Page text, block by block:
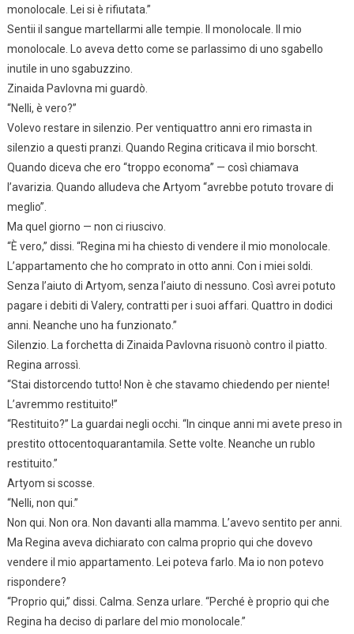
monolocale. Lei si è rifiutata.”
Sentii il sangue martellarmi alle tempie. Il monolocale. Il mio
monolocale. Lo aveva detto come se parlassimo di uno sgabello
inutile in uno sgabuzzino.
Zinaida Pavlovna mi guardò.
“Nelli, è vero?”
Volevo restare in silenzio. Per ventiquattro anni ero rimasta in
silenzio a questi pranzi. Quando Regina criticava il mio borscht.
Quando diceva che ero “troppo economa” — così chiamava
l’avarizia. Quando alludeva che Artyom “avrebbe potuto trovare di
meglio”.
Ma quel giorno — non ci riuscivo.
“È vero,” dissi. “Regina mi ha chiesto di vendere il mio monolocale.
L’appartamento che ho comprato in otto anni. Con i miei soldi.
Senza l’aiuto di Artyom, senza l’aiuto di nessuno. Così avrei potuto
pagare i debiti di Valery, contratti per i suoi affari. Quattro in dodici
anni. Neanche uno ha funzionato.”
Silenzio. La forchetta di Zinaida Pavlovna risuonò contro il piatto.
Regina arrossì.
“Stai distorcendo tutto! Non è che stavamo chiedendo per niente!
L’avremmo restituito!”
“Restituito?” La guardai negli occhi. “In cinque anni mi avete preso in
prestito ottocentoquarantamila. Sette volte. Neanche un rublo
restituito.”
Artyom si scosse.
“Nelli, non qui.”
Non qui. Non ora. Non davanti alla mamma. L’avevo sentito per anni.
Ma Regina aveva dichiarato con calma proprio qui che dovevo
vendere il mio appartamento. Lei poteva farlo. Ma io non potevo
rispondere?
“Proprio qui,” dissi. Calma. Senza urlare. “Perché è proprio qui che
Regina ha deciso di parlare del mio monolocale.”